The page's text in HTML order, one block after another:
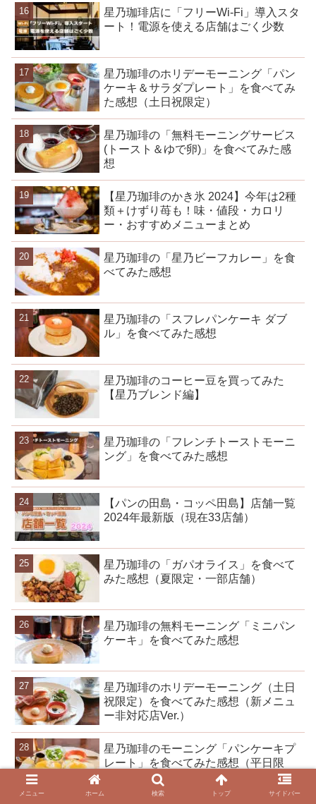
星乃珈琲店に「フリーWi-Fi」導入スタ
ート！電源を使える店舗はごく少数
星乃珈琲のホリデーモーニング「パン
ケーキ＆サラダプレート」を食べてみ
た感想（土日祝限定）
星乃珈琲の「無料モーニングサービス
(トースト＆ゆで卵)」を食べてみた感
想
【星乃珈琲のかき氷 2024】今年は2種
類＋けずり苺も！味・値段・カロリ
ー・おすすめメニューまとめ
星乃珈琲の「星乃ビーフカレー」を食
べてみた感想
星乃珈琲の「スフレパンケーキ ダブ
ル」を食べてみた感想
星乃珈琲のコーヒー豆を買ってみた
【星乃ブレンド編】
星乃珈琲の「フレンチトーストモーニ
ング」を食べてみた感想
【パンの田島・コッペ田島】店舗一覧
2024年最新版（現在33店舗）
星乃珈琲の「ガパオライス」を食べて
みた感想（夏限定・一部店舗）
星乃珈琲の無料モーニング「ミニパン
ケーキ」を食べてみた感想
星乃珈琲のホリデーモーニング（土日
祝限定）を食べてみた感想（新メニュ
ー非対応店Ver.）
星乃珈琲のモーニング「パンケーキプ
レート」を食べてみた感想（平日限
メニュー ホーム 検索 トップ サイドバー